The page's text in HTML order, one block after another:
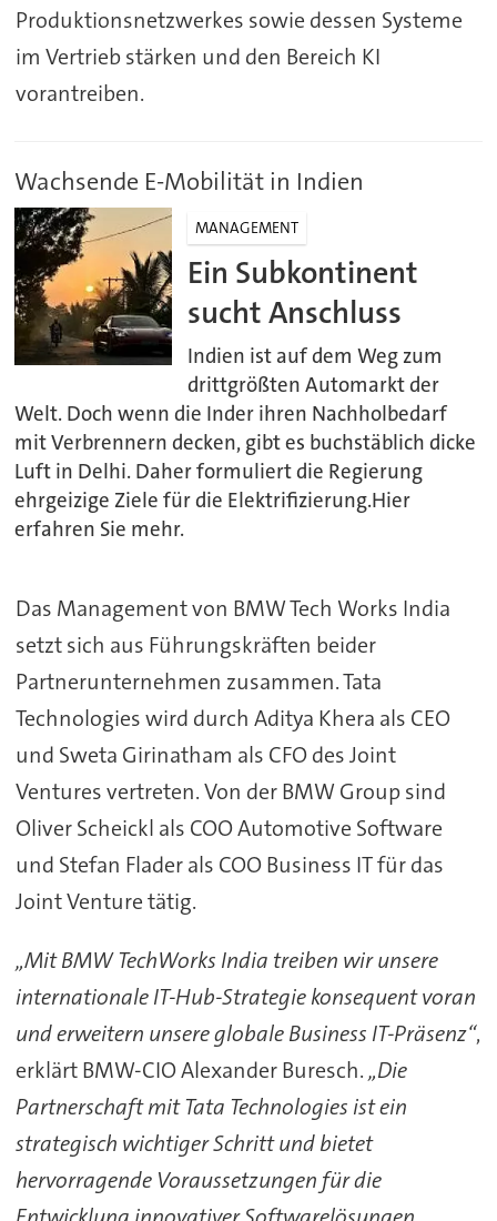
Produktionsnetzwerkes sowie dessen Systeme
im Vertrieb stärken und den Bereich KI
vorantreiben.
Wachsende E-Mobilität in Indien
MANAGEMENT
Ein Subkontinent
sucht Anschluss
Indien ist auf dem Weg zum
drittgrößten Automarkt der
Welt. Doch wenn die Inder ihren Nachholbedarf
mit Verbrennern decken, gibt es buchstäblich dicke
Luft in Delhi. Daher formuliert die Regierung
ehrgeizige Ziele für die Elektrifizierung.Hier
erfahren Sie mehr.
Das Management von BMW Tech Works India
setzt sich aus Führungskräften beider
Partnerunternehmen zusammen. Tata
Technologies wird durch Aditya Khera als CEO
und Sweta Girinatham als CFO des Joint
Ventures vertreten. Von der BMW Group sind
Oliver Scheickl als COO Automotive Software
und Stefan Flader als COO Business IT für das
Joint Venture tätig.
„Mit BMW TechWorks India treiben wir unsere
internationale IT-Hub-Strategie konsequent voran
und erweitern unsere globale Business IT-Präsenz“,
erklärt BMW-CIO Alexander Buresch.„Die
Partnerschaft mit Tata Technologies ist ein
strategisch wichtiger Schritt und bietet
hervorragende Voraussetzungen für die